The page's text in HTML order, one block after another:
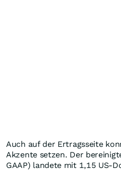
Auch auf der Ertragsseite
Akzente setzen. Der
GAAP) landete mit 1,15 US-